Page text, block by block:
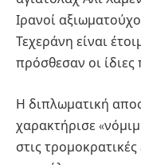
Ιρανοί
Τεχεράνη είναι
πρόσθεσαν οι ίδιες
Η διπλωματική
χαρακτήρισε
στις